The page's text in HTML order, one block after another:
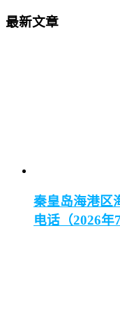
最新文章
秦皇岛海港区
电话（2026年